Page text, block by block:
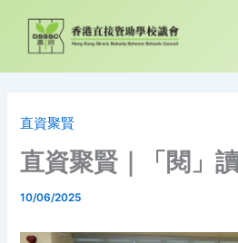
content
直資聚賢
直資聚賢｜「閱」
10/06/2025